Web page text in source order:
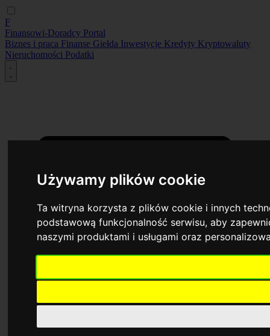
Używamy plików cookie
Ta witryna korzysta z plików cookie i innych
podstawową funkcjonalność serwisu,aby
naszymi produktami i usługami oraz
F
Finansowi-Doradcy Portal
Biznes i praca Finanse Giełda Inwestycje Kredyty Kryptowaluty
Nieruchomości Podatki